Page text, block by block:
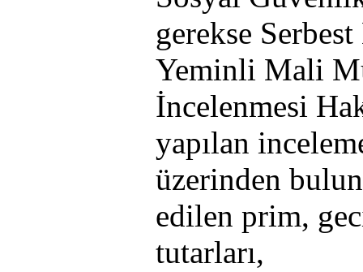
gerekse
Yeminli Mali
İncelenmesi
yapılan
üzerinden
edilen prim,
tutarları,